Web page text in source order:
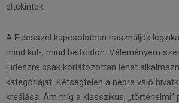
eltekintek.
A Fidesszel kapcsolatban használják
mind kül-, mind belföldön. Véleményem
Fideszre csak korlátozottan lehet
kategóriáját. Kétségtelen a népre való
kreálása. Ám míg a klasszikus, „történelmi”